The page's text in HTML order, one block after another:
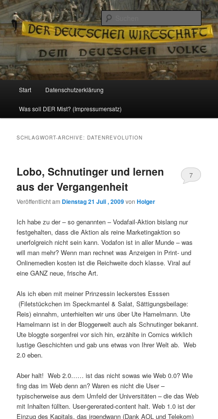
Reizzentrum
Politik, Wirtschaft, Soziales und Gesellschaft
Zum
Inhalt
Zum
sekundären
Start Datenschutzerklärung
Was soll DER Mist? (Impressumersatz)
SCHLAGWORT-ARCHIVE: DATENREVOLUTION
Lobo, Schnutinger und lernen
aus der Vergangenheit
Veröffentlicht am Dienstag 21 Juli , 2009vonHolger
7
Ich habe zu der – so genannten – Vodafail-Aktion bislang nur
festgehalten, dass die Aktion als reine Marketingaktion so
unerfolgreich nicht sein kann. Vodafon ist in aller Munde – was
will man mehr? Wenn man rechnet was Anzeigen in Print- und
Onlinemedien kosten ist die Reichweite doch klasse. Viral auf
eine GANZ neue, frische Art.
Als ich eben mit meiner Prinzessin leckerstes Esssen
(Filetstückchen im Speckmantel & Salat, Sättigungsbeilage:
Reis) einnahm, unterhielten wir uns über Ute Hamelmann. Ute
Hamelmann ist in der Bloggerwelt auch als Schnutinger bekannt.
Ute bloggte sorgenfrei vor sich hin, erzählte in Comics wirklich
lustige Geschichten und gab uns etwas von Ihrer Welt ab. Web
2.0 eben.
Aber halt! Web 2.0…… ist das nicht sowas wie Web 0.0? Wie
fing das im Web denn an? Waren es nicht die User –
typischerweise aus dem Umfeld der Universitäten – die das Web
mit Inhalten füllten. User-gererated-content halt. Web 1.0 ist der
Einzug des Kapitals, das irgendwann (Dank AOL und Telekom)